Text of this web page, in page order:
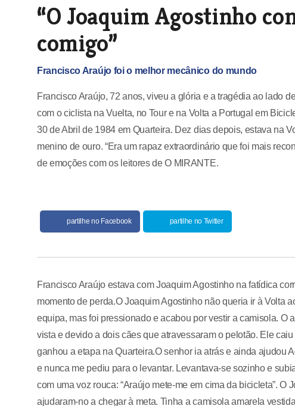
“O Joaquim Agostinho
comigo”
Francisco Araújo foi o melhor mecânico do mundo
Francisco Araújo, 72 anos, viveu a glória e a tragédia ao lado
com o ciclista na Vuelta, no Tour e na Volta a Portugal em
30 de Abril de 1984 em Quarteira. Dez dias depois, estava na
menino de ouro. “Era um rapaz extraordinário que foi mais
de emoções com os leitores de O MIRANTE.
partilhe no Facebook partilhe no Twitter
Francisco Araújo estava com Joaquim Agostinho na fatídica
momento de perda.O Joaquim Agostinho não queria ir à Volta
equipa, mas foi pressionado e acabou por vestir a camisola. O
vista e devido a dois cães que atravessaram o pelotão. Ele
ganhou a etapa na Quarteira.O senhor ia atrás e ainda ajudou
e nunca me pediu para o levantar. Levantava-se sozinho e
com uma voz rouca: “Araújo mete-me em cima da bicicleta”.
ajudaram-no a chegar à meta. Tinha a camisola amarela